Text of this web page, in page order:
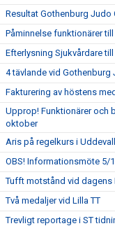
Resultat Gothenburg Judo
Påminnelse funktionärer till
Efterlysning Sjukvårdare till
4 tävlande vid Gothenburg
Fakturering av höstens
Upprop! Funktionärer och
oktober
Aris på regelkurs i
OBS! Informationsmöte 5/
Tufft motstånd vid dagens
Två medaljer vid Lilla TT
Trevligt reportage i ST